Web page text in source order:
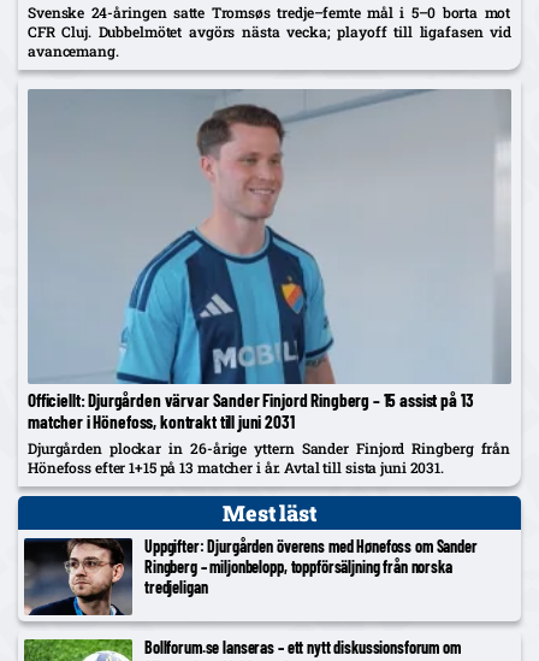
Svenske 24-åringen satte Tromsøs tredje–femte mål i 5–0 borta mot
CFR Cluj. Dubbelmötet avgörs nästa vecka; playoff till ligafasen vid
avancemang.
Officiellt: Djurgården värvar Sander Finjord Ringberg – 15 assist på 13
matcher i Hönefoss, kontrakt till juni 2031
Djurgården plockar in 26-årige yttern Sander Finjord Ringberg från
Hönefoss efter 1+15 på 13 matcher i år. Avtal till sista juni 2031.
Mest läst
Uppgifter: Djurgården överens med Hønefoss om Sander
Ringberg – miljonbelopp, toppförsäljning från norska
tredjeligan
Bollforum.se lanseras – ett nytt diskussionsforum om